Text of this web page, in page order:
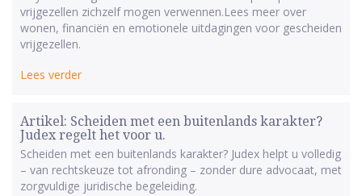
vrijgezellen zichzelf mogen verwennen.Lees meer over
wonen, financiën en emotionele uitdagingen voor gescheiden
vrijgezellen.
Lees verder
Artikel: Scheiden met een buitenlands karakter?
Judex regelt het voor u.
Scheiden met een buitenlands karakter? Judex helpt u volledig
– van rechtskeuze tot afronding – zonder dure advocaat, met
zorgvuldige juridische begeleiding.